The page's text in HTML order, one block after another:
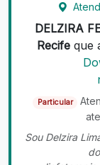
DELZIRA
Recife que
Particular
Sou Delzira